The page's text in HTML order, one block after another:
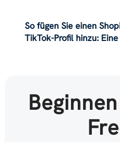
So fügen Sie einen
TikTok-Profil hinzu: